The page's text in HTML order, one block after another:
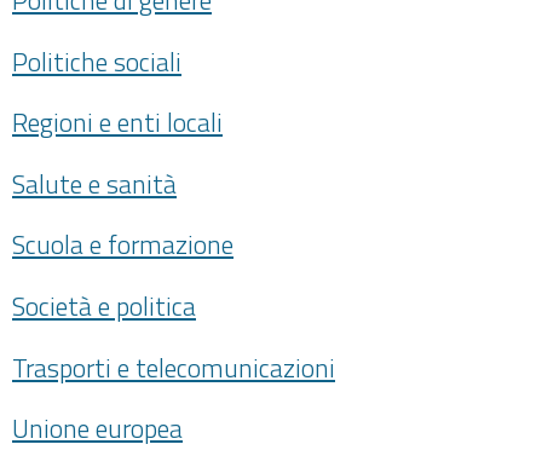
Politiche sociali
Regioni e enti locali
Salute e sanità
Scuola e formazione
Società e politica
Trasporti e telecomunicazioni
Unione europea